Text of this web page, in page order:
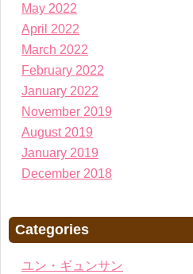
May 2022
April 2022
March 2022
February 2022
January 2022
November 2019
August 2019
January 2019
December 2018
Categories
ユン・ギュンサン